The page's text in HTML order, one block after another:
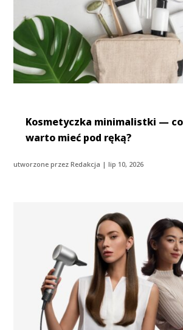
Kosmetyczka minimalistki —
warto mieć pod ręką?
utworzone przezRedakcja |lip 10, 2026